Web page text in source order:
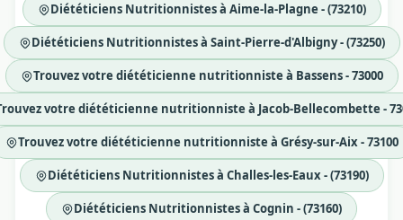
Diététiciens Nutritionnistes à Aime-la-Plagne - (73210)
Diététiciens Nutritionnistes à Saint-Pierre-d'Albigny - (73250)
Trouvez votre diététicienne nutritionniste à Bassens - 73000
votre diététicienne nutritionniste à Jacob-Bellecombette -
Trouvez votre diététicienne nutritionniste à Grésy-sur-Aix - 73100
Diététiciens Nutritionnistes à Challes-les-Eaux - (73190)
Diététiciens Nutritionnistes à Cognin - (73160)